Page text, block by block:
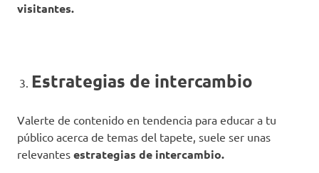
visitantes.
Estrategias de intercambio
Valerte de contenido en tendencia para educar a tu
público acerca de temas del tapete, suele ser unas
relevantes estrategias de intercambio.